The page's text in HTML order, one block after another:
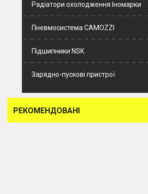
Радіатори охолодження Іномарки
Пневмосистема CAMOZZI
Підшипники NSK
Зарядно-пускові пристрої
РЕКОМЕНДОВАНІ